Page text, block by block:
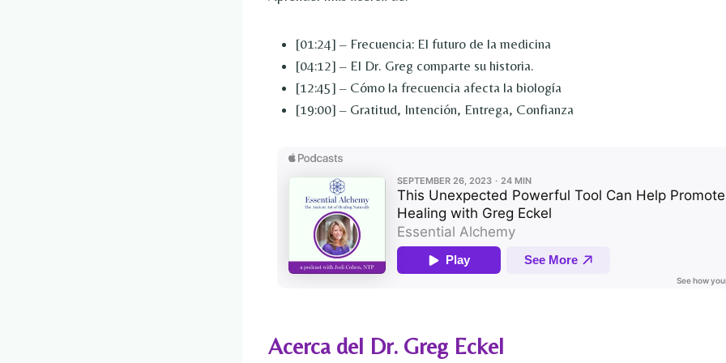
[01:24] – Frecuencia: El futuro de la medicina
[04:12] – El Dr. Greg comparte su historia.
[12:45] – Cómo la frecuencia afecta la biología
[19:00] – Gratitud, Intención, Entrega, Confianza
Acerca del Dr. Greg Eckel